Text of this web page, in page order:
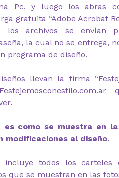
Pc, y luego los abras
gratuita “Adobe Acrobat
los archivos se envían
la cual no se entrega,
programa de diseño.
llevan la firma
es como se muestra en la
modificaciones al diseño.
incluye todos los carteles
que se muestran en las